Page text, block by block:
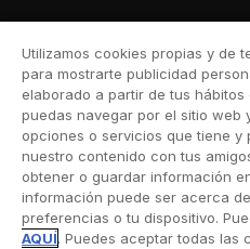
Viaje
Hogar
Vida
Decesos
Dental
Utilizamos cookies propias y de
para mostrarte publicidad
elaborado a partir de tus
puedas navegar por el sitio web
opciones o servicios que tiene
nuestro contenido con tus
obtener o guardar información
información puede ser acerca
preferencias o tu dispositivo.
AQUÍ. Puedes aceptar todas las